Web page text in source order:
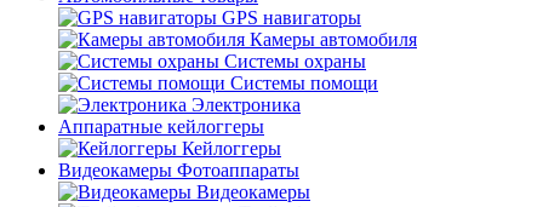
GPS навигаторы
Камеры автомобиля
Системы охраны
Системы помощи
Электроника
Аппаратные кейлоггеры
Кейлоггеры
Видеокамеры Фотоаппараты
Видеокамеры